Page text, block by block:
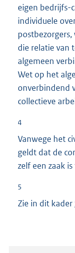
eigen bedrijfs-
individuele
die relatie van
algemeen
Wet op het
onverbindend
collectieve
4
Vanwege het
geldt dat de
zelf een zaak
5
Zie in dit kader